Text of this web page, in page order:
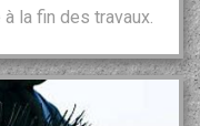
la fin des travaux.